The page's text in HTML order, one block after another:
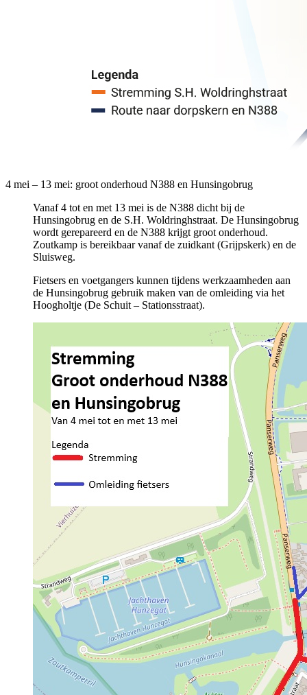
4 mei – 13 mei: groot onderhoud N388 en Hunsingobrug
Vanaf 4 tot en met 13 mei is de N388 dicht bij de
Hunsingobrug en de S.H. Woldringhstraat. De Hunsingobrug
wordt gerepareerd en de N388 krijgt groot onderhoud.
Zoutkamp is bereikbaar vanaf de zuidkant (Grijpskerk) en de
Sluisweg.
Fietsers en voetgangers kunnen tijdens werkzaamheden aan
de Hunsingobrug gebruik maken van de omleiding via het
Hoogholtje (De Schuit – Stationsstraat).